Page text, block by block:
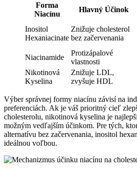
Forma
Niacínu
Hlavný Účinok
Inositol
Hexaniacinate
Znižuje cholesterol
bez začervenania
Niacinamide
Protizápalové
vlastnosti
Nikotinová
Kyselina
Znižuje LDL,
zvyšuje HDL
Výber správnej formy niacínu závisí na
preferenciách. Ak je váš prioritný cieľ
cholesterolu, nikotinová kyselina je
možným vedľajším účinkom. Pre tých,
alternatívu bez začervenania, inositol
ideálnou voľbou.